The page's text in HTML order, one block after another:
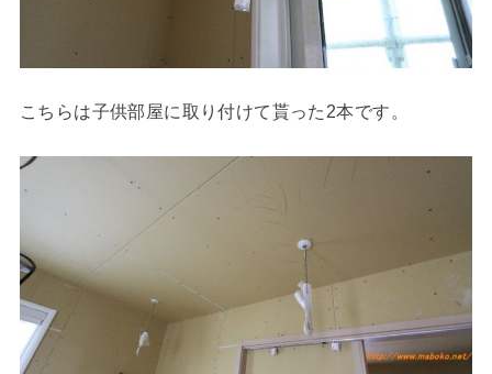
こちらは子供部屋に取り付けて貰った2本です。